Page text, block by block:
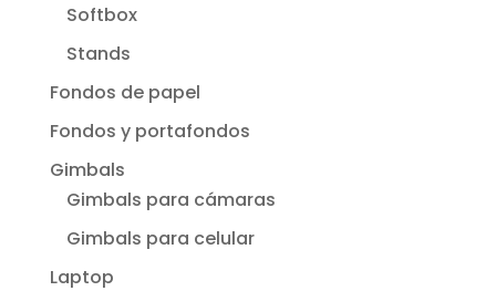
Softbox
Stands
Fondos de papel
Fondos y portafondos
Gimbals
Gimbals para cámaras
Gimbals para celular
Laptop